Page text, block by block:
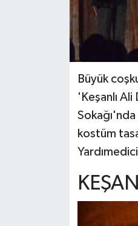
Büyük
'Keşanlı
kostüm